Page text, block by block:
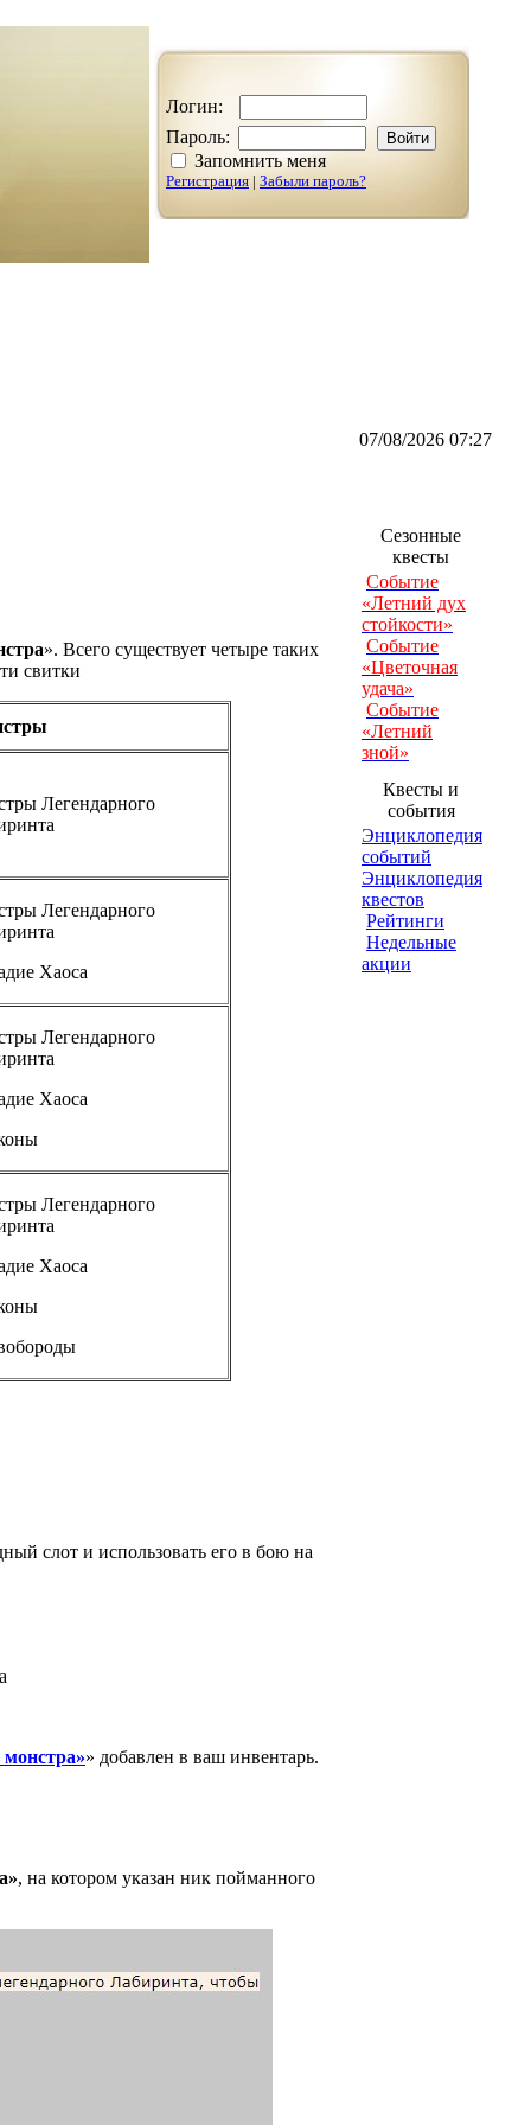
Логин:
Пароль:
Запомнить меня
Регистрация | Забыли пароль?
07/08/2026 07:27
». Всего существует четыре таких
свитки
Легендарного
Легендарного
Хаоса
Легендарного
Хаоса
Легендарного
Хаоса
слот и использовать его в бою на
» добавлен в ваш инвентарь.
, на котором указан ник пойманного
Сезонные
квесты
Событие
«Летний дух
стойкости»
Событие
«Цветочная
удача»
Событие
«Летний
зной»
Квесты и
события
Энциклопедия
событий
Энциклопедия
квестов
Рейтинги
Недельные
акции